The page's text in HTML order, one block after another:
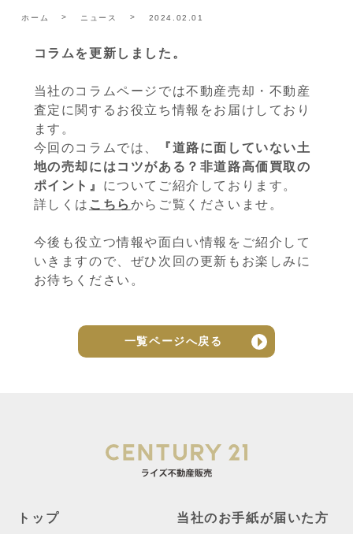
ホーム ニュース 2024.02.01
コラムを更新しました。
当社のコラムページでは不動産売却・不動産
査定に関するお役立ち情報をお届けしており
ます。
今回のコラムでは、
『道路に面していない土
地の売却にはコツがある？非道路高価買取の
ポイント』 についてご紹介しております。
詳しくは こちら からご覧くださいませ。
今後も役立つ情報や面白い情報をご紹介して
いきますので、ぜひ次回の更新もお楽しみに
お待ちください。
一覧ページへ戻る
トップ
当社のお手紙が届いた方